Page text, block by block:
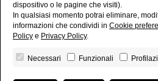
Immobiliare Giannotta - P.IVA 02135900740 -
123218
dispositivo o le pagine che visiti).
In qualsiasi momento potrai eliminare,
informazioni che condividi in Cookie
Policy e Privacy Policy.
Necessari Funzionali